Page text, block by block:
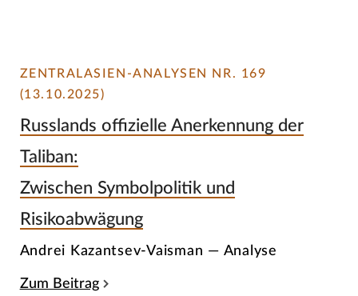
ZENTRALASIEN-ANALYSEN NR. 169
(13.10.2025)
Russlands offizielle Anerkennung der
Taliban:
Zwischen Symbolpolitik und
Risikoabwägung
Andrei Kazantsev-Vaisman — Analyse
Zum Beitrag